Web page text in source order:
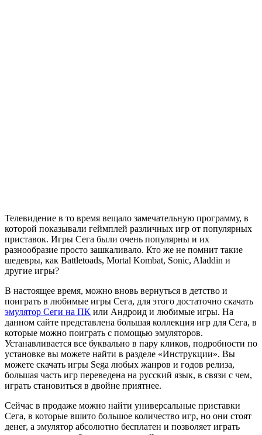
Телевидение в то время вещало замечательную программу, в
которой показывали геймплей различных игр от популярных
приставок. Игры Сега были очень популярны и их
разнообразие просто зашкаливало. Кто же не помнит такие
шедевры, как Battletoads, Mortal Kombat, Sonic, Aladdin и
другие игры?
В настоящее время, можно вновь вернуться в детство и
поиграть в любимые игры Сега, для этого достаточно скачать
эмулятор Сеги на ПК или Андроид и любимые игры. На
данном сайте представлена большая коллекция игр для Сега, в
которые можно поиграть с помощью эмуляторов.
Устанавливается все буквально в пару кликов, подробности по
установке вы можете найти в разделе «Инструкции». Вы
можете скачать игры Sega любых жанров и годов релиза,
большая часть игр переведена на русский язык, в связи с чем,
играть становиться в двойне приятнее.
Сейчас в продаже можно найти универсальные приставки
Сега, в которые вшито большое количество игр, но они стоят
денег, а эмулятор абсолютно бесплатен и позволяет играть